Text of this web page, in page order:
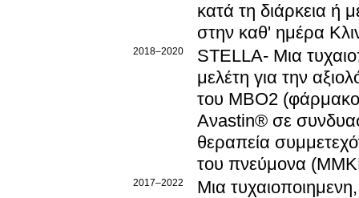
κατά τη διάρκεια
στην καθ' ημέρα
2018–2020
STELLA- Μια
μελέτη για την
του ΜΒΟ2 (φάρμακο
Aνastin® σε
θεραπεία
του πνεύμονα
2017–2022
Μια